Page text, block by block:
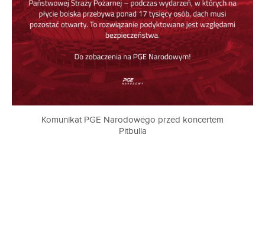
Komunikat PGE Narodowego przed koncertem
Pitbulla